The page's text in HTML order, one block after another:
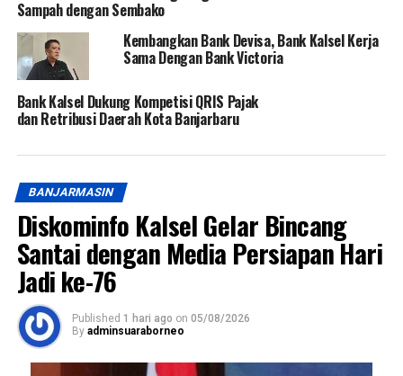
Sampah dengan Sembako
Kembangkan Bank Devisa, Bank Kalsel Kerja
Sama Dengan Bank Victoria
Bank Kalsel Dukung Kompetisi QRIS Pajak
dan Retribusi Daerah Kota Banjarbaru
BANJARMASIN
Diskominfo Kalsel Gelar Bincang
Santai dengan Media Persiapan Hari
Jadi ke-76
Published 1 hari ago on 05/08/2026
By adminsuaraborneo